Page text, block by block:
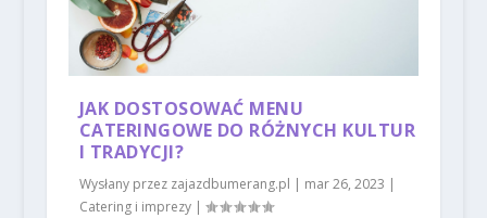
JAK DOSTOSOWAĆ MENU
CATERINGOWE DO RÓŻNYCH KULTUR
I TRADYCJI?
Wysłany przez zajazdbumerang.pl | mar 26, 2023 |
Catering i imprezy|